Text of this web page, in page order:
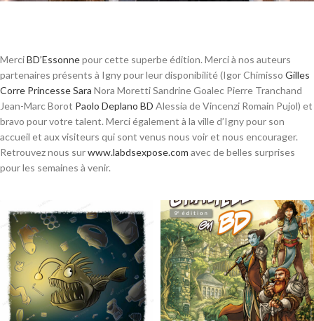
MerciBD’Essonnepour cette superbe édition. Merci à nos auteurs
partenaires présents à Igny pour leur disponibilité (Igor Chimisso Gilles
Corre Princesse Sara Nora Moretti Sandrine Goalec Pierre Tranchand
Jean-Marc Borot Paolo Deplano BD Alessia de Vincenzi Romain Pujol) et
bravo pour votre talent. Merci également à la ville d’Igny pour son
accueil et aux visiteurs qui sont venus nous voir et nous encourager.
Retrouvez nous surwww.labdsexpose.com avec de belles surprises
pour les semaines à venir.